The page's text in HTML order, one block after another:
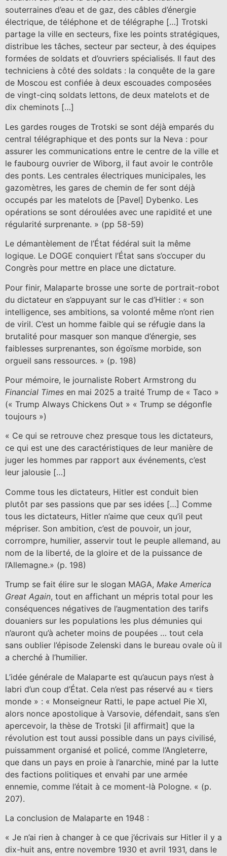
souterraines d’eau et de gaz, des câbles d’énergie
électrique, de téléphone et de télégraphe […] Trotski
partage la ville en secteurs, fixe les points stratégiques,
distribue les tâches, secteur par secteur, à des équipes
formées de soldats et d’ouvriers spécialisés. Il faut des
techniciens à côté des soldats : la conquête de la gare
de Moscou est confiée à deux escouades composées
de vingt-cinq soldats lettons, de deux matelots et de
dix cheminots […]
Les gardes rouges de Trotski se sont déjà emparés du
central télégraphique et des ponts sur la Neva : pour
assurer les communications entre le centre de la ville et
le faubourg ouvrier de Wiborg, il faut avoir le contrôle
des ponts. Les centrales électriques municipales, les
gazomètres, les gares de chemin de fer sont déjà
occupés par les matelots de [Pavel] Dybenko. Les
opérations se sont déroulées avec une rapidité et une
régularité surprenante. » (pp 58-59)
Le démantèlement de l’État fédéral suit la même
logique. Le DOGE conquiert l’État sans s’occuper du
Congrès pour mettre en place une dictature.
Pour finir, Malaparte brosse une sorte de portrait-robot
du dictateur en s’appuyant sur le cas d’Hitler : « son
intelligence, ses ambitions, sa volonté même n’ont rien
de viril. C’est un homme faible qui se réfugie dans la
brutalité pour masquer son manque d’énergie, ses
faiblesses surprenantes, son égoïsme morbide, son
orgueil sans ressources. » (p. 198)
Pour mémoire, le journaliste Robert Armstrong du
Financial Times en mai 2025 a traité Trump de « Taco »
(« Trump Always Chickens Out » « Trump se dégonfle
toujours »)
« Ce qui se retrouve chez presque tous les dictateurs,
ce qui est une des caractéristiques de leur manière de
juger les hommes par rapport aux événements, c’est
leur jalousie […]
Comme tous les dictateurs, Hitler est conduit bien
plutôt par ses passions que par ses idées […] Comme
tous les dictateurs, Hitler n’aime que ceux qu’il peut
mépriser. Son ambition, c’est de pouvoir, un jour,
corrompre, humilier, asservir tout le peuple allemand, au
nom de la liberté, de la gloire et de la puissance de
l’Allemagne.» (p. 198)
Trump se fait élire sur le slogan MAGA, Make America
Great Again, tout en affichant un mépris total pour les
conséquences négatives de l’augmentation des tarifs
douaniers sur les populations les plus démunies qui
n’auront qu’à acheter moins de poupées … tout cela
sans oublier l’épisode Zelenski dans le bureau ovale où il
a cherché à l’humilier.
L’idée générale de Malaparte est qu’aucun pays n’est à
labri d’un coup d’État. Cela n’est pas réservé au « tiers
monde » : « Monseigneur Ratti, le pape actuel Pie XI,
alors nonce apostolique à Varsovie, défendait, sans s’en
apercevoir, la thèse de Trotski [il affirmait] que la
révolution est tout aussi possible dans un pays civilisé,
puissamment organisé et policé, comme l’Angleterre,
que dans un pays en proie à l’anarchie, miné par la lutte
des factions politiques et envahi par une armée
ennemie, comme l’était à ce moment-là Pologne. « (p.
207).
La conclusion de Malaparte en 1948 :
« Je n’ai rien à changer à ce que j’écrivais sur Hitler il y a
dix-huit ans, entre novembre 1930 et avril 1931, dans le